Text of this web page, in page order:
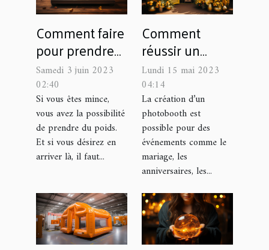
Comment faire
pour prendre
du poids ?
Samedi 3 juin 2023
02:40
Si vous êtes mince,
vous avez la possibilité
de prendre du poids.
Et si vous désirez en
arriver là, il faut...
Comment
réussir un
photobooth
pour des
événements en
plein air ?
Lundi 15 mai 2023
04:14
La création d’un
photobooth est
possible pour des
événements comme le
mariage, les
anniversaires, les...